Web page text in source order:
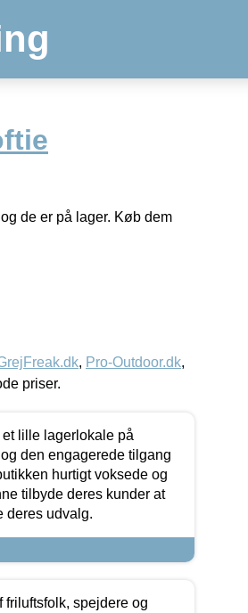
de er på lager. Køb dem
, Pro-Outdoor.dk,
priser.
lille lagerlokale på
den engagerede tilgang
hurtigt voksede og
tilbyde deres kunder at
deres udvalg.
spejdere og